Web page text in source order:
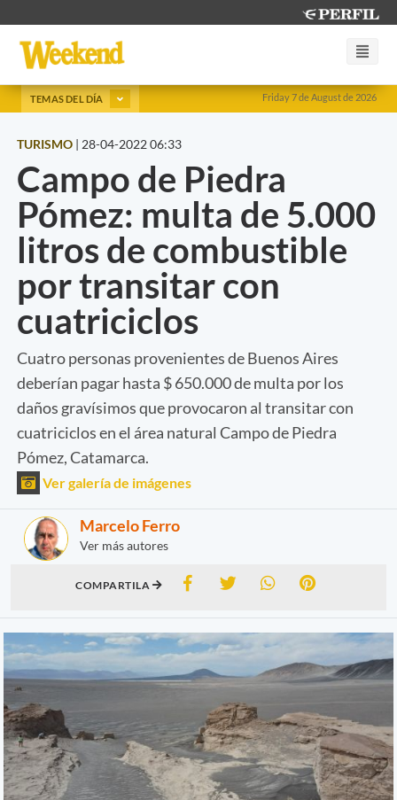
Friday 7 de August de 2026
TEMAS DEL DÍA
TURISMO | 28-04-2022 06:33
Campo de Piedra
Pómez: multa de 5.000
litros de combustible
por transitar con
cuatriciclos
Cuatro personas provenientes de Buenos Aires
deberían pagar hasta $ 650.000 de multa por los
daños gravísimos que provocaron al transitar con
cuatriciclos en el área natural Campo de Piedra
Pómez, Catamarca.
Ver galería de imágenes
Marcelo Ferro
Ver más autores
COMPARTILA